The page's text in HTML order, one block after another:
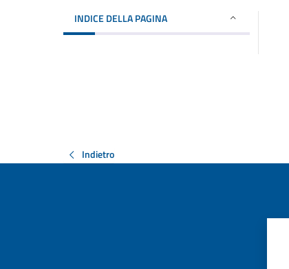
INDICE DELLA PAGINA
Indietro